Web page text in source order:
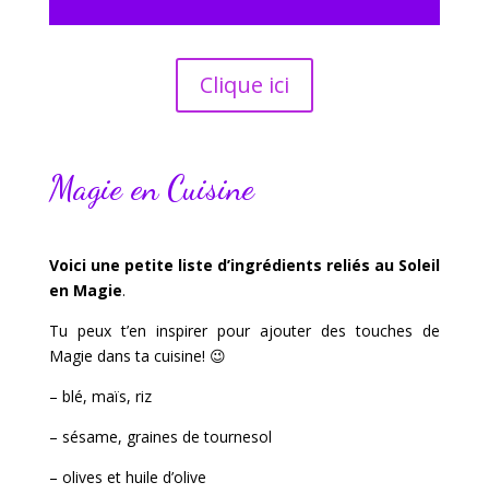
Clique ici
Magie en Cuisine
Voici une petite liste d’ingrédients reliés au Soleil
en Magie.
Tu peux t’en inspirer pour ajouter des touches de
Magie dans ta cuisine! 😉
– blé, maïs, riz
– sésame, graines de tournesol
– olives et huile d’olive